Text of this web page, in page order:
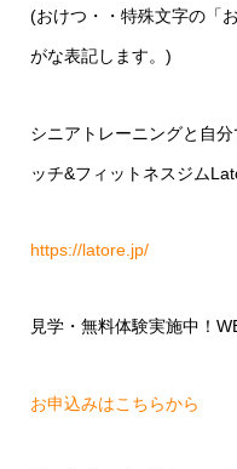
(おけつ・・特殊文字の「
がな表記します。)
シニアトレーニングと自分
ッチ&フィットネスジム
https://latore.jp/
見学・無料体験実施中！
お申込みはこちらから